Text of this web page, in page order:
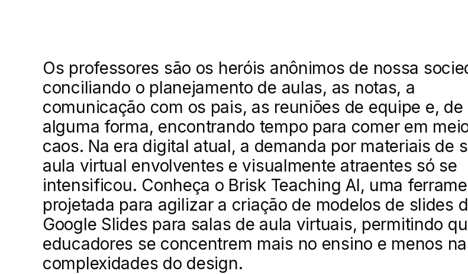
Os professores são os heróis anônimos de nossa
conciliando o planejamento de aulas, as notas, a
comunicação com os pais, as reuniões de equipe e, de
alguma forma, encontrando tempo para comer em
caos. Na era digital atual, a demanda por materiais de
aula virtual envolventes e visualmente atraentes só se
intensificou. Conheça o Brisk Teaching AI, uma
projetada para agilizar a criação de modelos de slides
Google Slides para salas de aula virtuais, permitindo
educadores se concentrem mais no ensino e menos
complexidades do design.